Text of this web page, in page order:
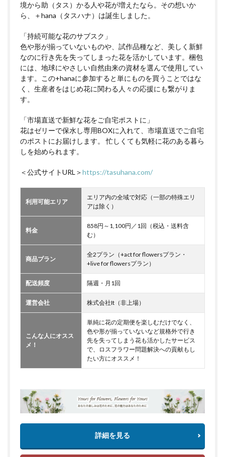
境から助（タス）かる人や花が増えたなら。その想いか
ら、＋hana（タスハナ）は誕生しました。
「持続可能な花のサブスク」
色や形が揃っていないものや、試作品種など、美しく新鮮
なのに行き先を失ってしまった花を活かしています。梱包
には、地球にやさしい自然由来の資材を選んで使用してい
ます。この+hanaに参加すると単にものを買うことではな
く、生産者をはじめ花に関わる人々の応援にも繋がりま
す。
「市場直送で新鮮な花をご自宅ポストに」
花はゼリーで保水し専用BOXに入れて、市場直送でご自宅
のポストにお届けします。 忙しくても気軽に花のある暮ら
しを始められます。
＜公式サイトURL＞https://tasuhana.com/
利用可能エリア
エリア内の全域で対応（一部の特殊エリ
アは除く）
料金
858円～1,100円／1回（税込・送料含
む）
商品プラン
全2プラン（+act for flowersプラン・
+live for flowersプラン）
配送頻度 隔週・月1回
運営会社 株式会社It（非上場）
こんな人にオスス
メ！
単純に花の定期便を楽しむだけでなく、
色や形が揃っていないなど規格外で行き
先を失ってしまう花も活かしたサービス
で、ロスフラワー問題解決への貢献もし
たい方にオススメ！
詳細を見る